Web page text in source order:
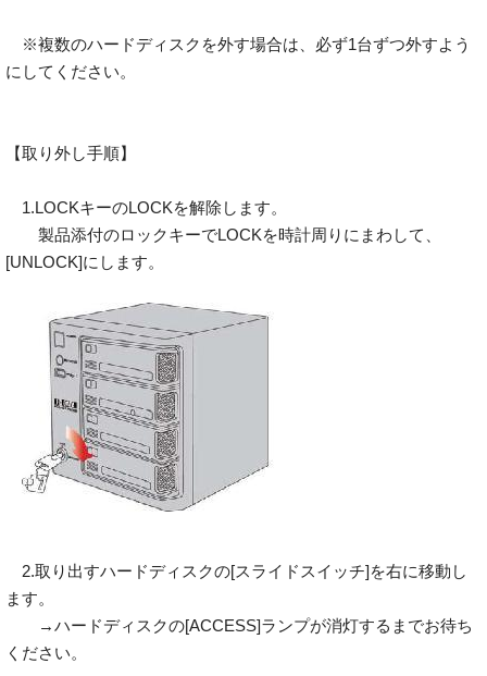
※複数のハードディスクを外す場合は、必ず1台ずつ外すよう
にしてください。
【取り外し手順】
1.LOCKキーのLOCKを解除します。
製品添付のロックキーでLOCKを時計周りにまわして、
[UNLOCK]にします。
2.取り出すハードディスクの[スライドスイッチ]を右に移動し
ます。
→ハードディスクの[ACCESS]ランプが消灯するまでお待ち
ください。